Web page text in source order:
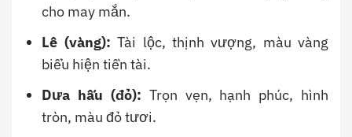
cho may mắn.
Lê (vàng): Tài lộc, thịnh vượng, màu vàng
biểu hiện tiền tài.
Dưa hấu (đỏ): Trọn vẹn, hạnh phúc, hình
tròn, màu đỏ tươi.